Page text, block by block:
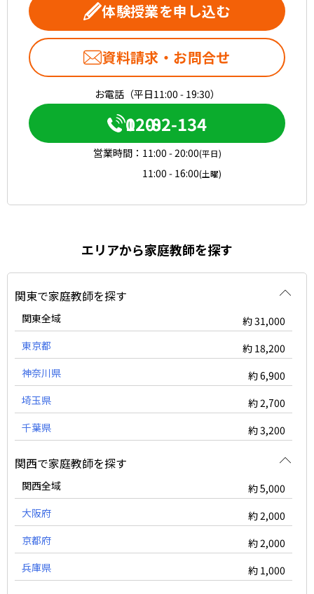
体験授業を申し込む
資料請求・お問合せ
お電話（平日11:00 - 19:30）
0120-082-134
営業時間： 11:00 - 20:00(平日)
11:00 - 16:00(土曜)
エリアから家庭教師を探す
関東で家庭教師を探す
関東全域
約 31,000
東京都
約 18,200
神奈川県
約 6,900
埼玉県
約 2,700
千葉県
約 3,200
関西で家庭教師を探す
関西全域
約 5,000
大阪府
約 2,000
京都府
約 2,000
兵庫県
約 1,000